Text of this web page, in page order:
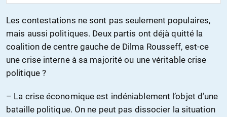
Les contestations ne sont pas seulement populaires,
mais aussi politiques. Deux partis ont déjà quitté la
coalition de centre gauche de Dilma Rousseff, est-ce
une crise interne à sa majorité ou une véritable crise
politique ?
– La crise économique est indéniablement l’objet d’une
bataille politique. On ne peut pas dissocier la situation